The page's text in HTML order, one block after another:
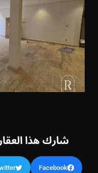
شارك هذا
Facebook